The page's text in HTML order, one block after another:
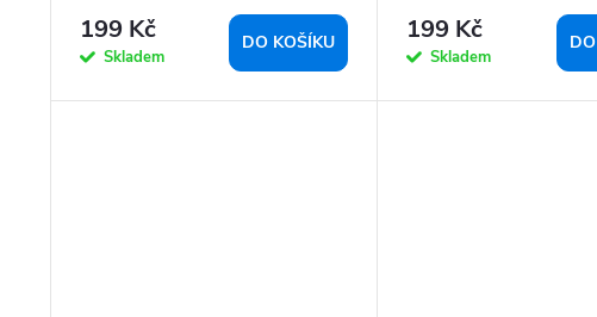
ks
199 Kč
Skladem
DO KOŠÍKU 199 Kč
Skladem